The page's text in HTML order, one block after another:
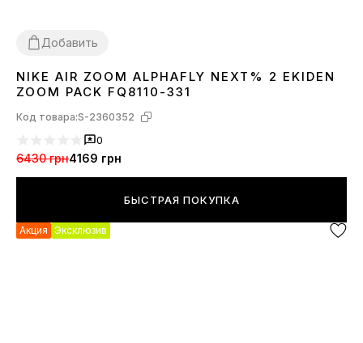
Добавить
3637 38 39 40
NIKE AIR ZOOM ALPHAFLY NEXT% 2 EKIDEN
ZOOM PACK FQ8110-331
Код товара:S-2360352
0
6430 грн4169 грн
БЫСТРАЯ ПОКУПКА
Акция Эксклюзив